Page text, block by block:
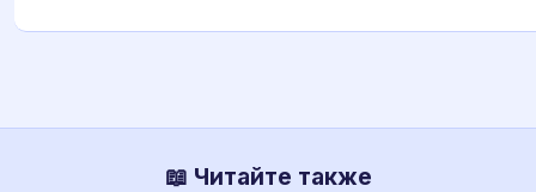
📖 Читайте также